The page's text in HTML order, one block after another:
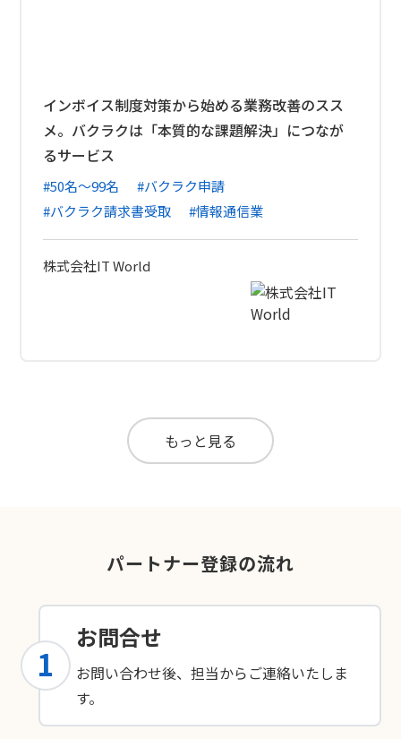
インボイス制度対策から始める業務改善のスス
メ。バクラクは「本質的な課題解決」につなが
るサービス
#50名〜99名
#バクラク申請
#バクラク請求書受取
#情報通信業
株式会社IT World
もっと見る
パートナー登録の流れ
1
お問合せ
お問い合わせ後、担当からご連絡いたしま
す。